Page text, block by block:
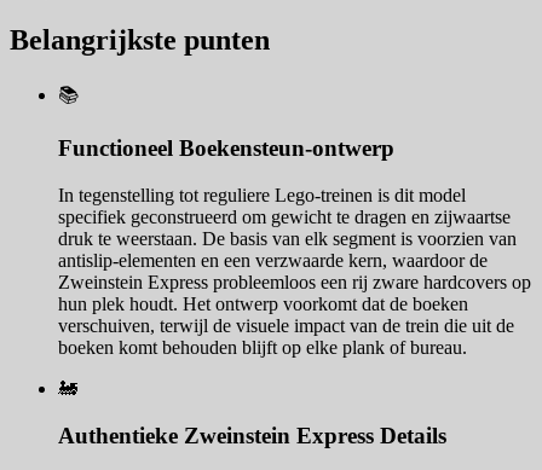
Belangrijkste punten
📚
Functioneel Boekensteun-ontwerp
In tegenstelling tot reguliere Lego-treinen is dit model
specifiek geconstrueerd om gewicht te dragen en zijwaartse
druk te weerstaan. De basis van elk segment is voorzien van
antislip-elementen en een verzwaarde kern, waardoor de
Zweinstein Express probleemloos een rij zware hardcovers op
hun plek houdt. Het ontwerp voorkomt dat de boeken
verschuiven, terwijl de visuele impact van de trein die uit de
boeken komt behouden blijft op elke plank of bureau.
🚂
Authentieke Zweinstein Express Details